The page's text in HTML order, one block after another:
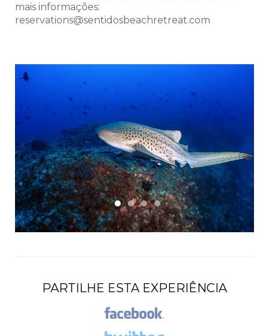
mais informações:
reservations@sentidosbeachretreat.com
PARTILHE ESTA EXPERIÊNCIA